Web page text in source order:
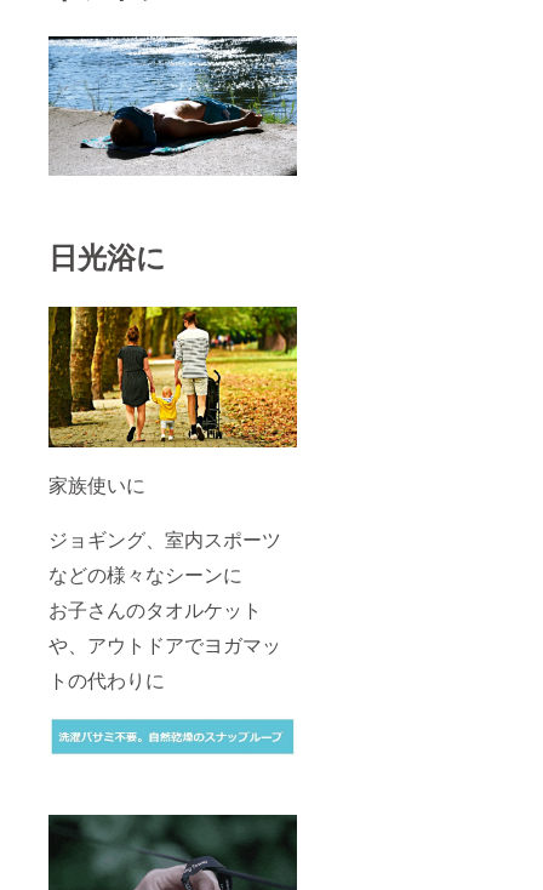
日光浴に
家族使いに
ジョギング、室内スポーツ
などの様々なシーンに
お子さんのタオルケット
や、アウトドアでヨガマッ
トの代わりに